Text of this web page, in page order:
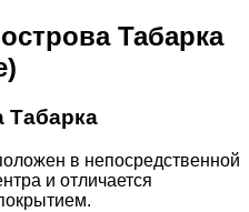
Табарка
Табарка
в непосредственной
и отличается